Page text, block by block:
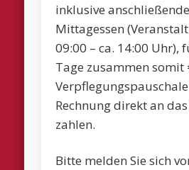
inklusive
Mittagessen
09:00 – ca. 14:00 Uhr),
Tage zusammen somit
Rechnung direkt an
zahlen.
Bitte melden Sie sich